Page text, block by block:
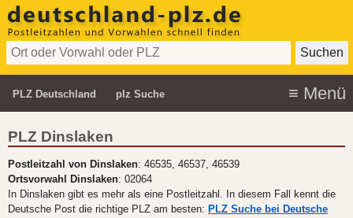
PLZ Deutschland plz Suche
PLZ Dinslaken
Postleitzahl von Dinslaken: 46535, 46537, 46539
Ortsvorwahl Dinslaken: 02064
In Dinslaken gibt es mehr als eine Postleitzahl. In diesem Fall kennt die
Deutsche Post die richtige PLZ am besten: PLZ Suche bei Deutsche